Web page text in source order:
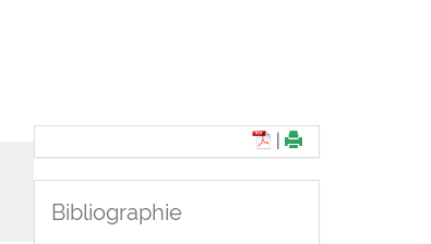
Bibliographie